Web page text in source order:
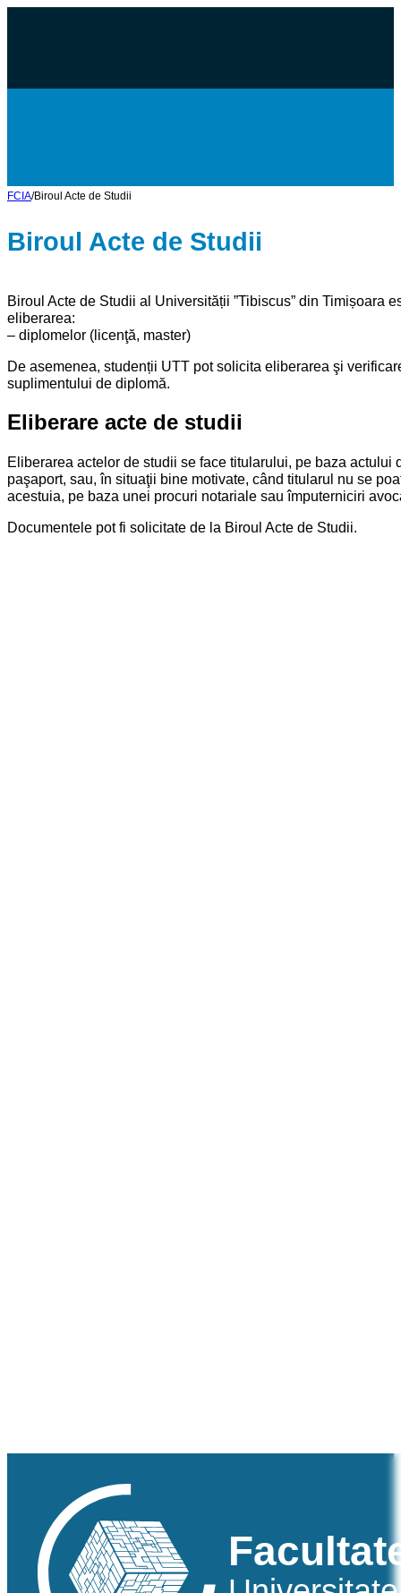
FCIA/Biroul Acte de Studii
Biroul Acte de Studii
Biroul Acte de Studii al Universității ”Tibiscus” din Timișoara
eliberarea:
– diplomelor (licenţă, master)
De asemenea, studenții UTT pot solicita eliberarea şi
suplimentului de diplomă.
Eliberare acte de studii
Eliberarea actelor de studii se face titularului, pe baza actului
paşaport, sau, în situaţii bine motivate, când titularul nu se
acestuia, pe baza unei procuri notariale sau împuterniciri
Documentele pot fi solicitate de la Biroul Acte de Studii.